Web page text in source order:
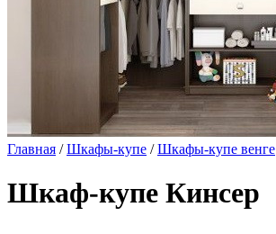
Главная /Шкафы-купе /Шкафы-купе венге
Шкаф-купе Кинсер